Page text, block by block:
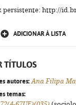
persistente: http://
ADICIONAR À LISTA
TÍTULOS
autores:Ana Filipa
temas: